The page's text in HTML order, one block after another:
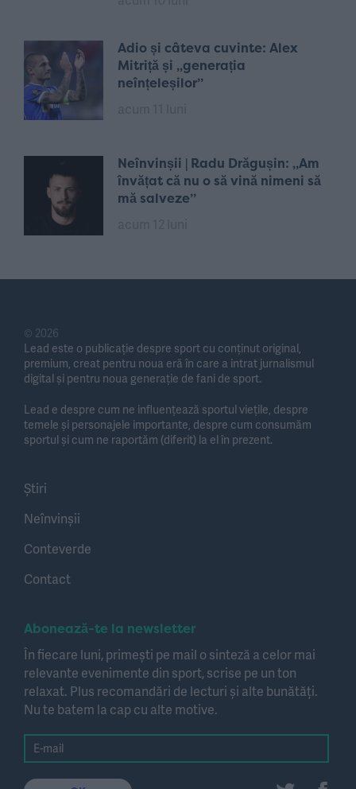
Adio și câteva cuvinte: Alex
Mitriță și „generația
neînțeleșilor”
Neînvinșii | Radu Drăgușin: „Am
învățat că nu o să vină nimeni să
mă salveze”
© 2026
Lead este o publicație despre sport cu conținut original,
premium, creat pentru noua eră în care a intrat jurnalismul
digital și pentru noua generație de fani de sport.
Lead e despre cum ne influențează sportul viețile, despre
temele și personajele importante, despre cum consumăm
sportul și cum ne raportăm (diferit) la el în prezent.
Știri
Neînvinșii
Conteverde
Contact
Abonează-te la newsletter
În fiecare luni, primești pe mail o sinteză a celor mai
relevante evenimente din sport, scrise pe un ton
relaxat. Plus recomandări de lecturi și alte bunătăți.
Nu te batem la cap cu alte motive.